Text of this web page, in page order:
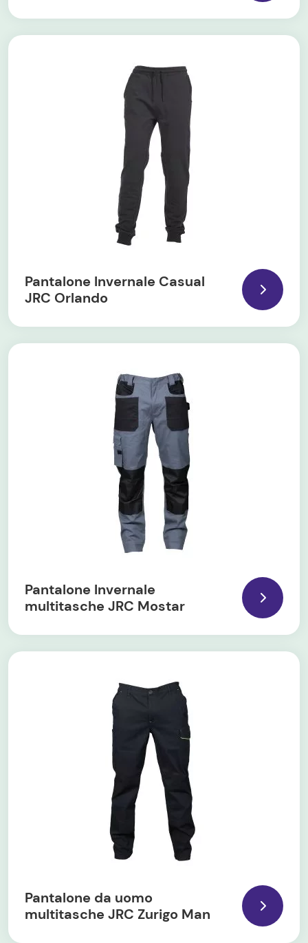
Pantalone Invernale Casual
JRC Orlando
Pantalone Invernale
multitasche JRC Mostar
Pantalone da uomo
multitasche JRC Zurigo Man